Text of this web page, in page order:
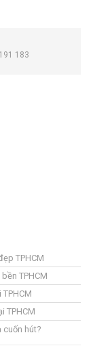
183
TPHCM
TPHCM
TPHCM
cuốn hút?